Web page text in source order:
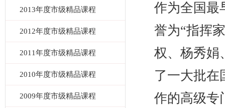
2013年度市级精品课程
2012年度市级精品课程
2011年度市级精品课程
2010年度市级精品课程
2009年度市级精品课程
作为全国最
誉为“指挥
权、杨秀娟
了一大批在
作的高级专